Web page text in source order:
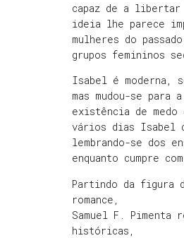
capaz de a libertar
ideia lhe parece
mulheres do
grupos femininos
Isabel é moderna,
mas mudou-se
existência de
vários dias Isabel
lembrando-se dos
enquanto cumpre
Partindo da figura
romance,
Samuel F.
históricas,